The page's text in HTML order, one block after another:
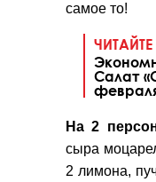
самое то!
Салат
На 2
сыра
2 лимона,